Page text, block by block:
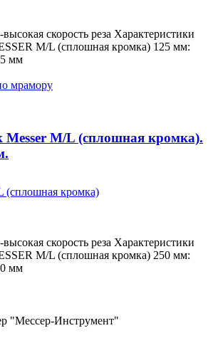
скорость реза Характеристики
M/L (сплошная кромка) 125 мм:
мм
M/L (сплошная кромка).
(сплошная кромка)
скорость реза Характеристики
M/L (сплошная кромка) 250 мм:
мм
"Мессер-Инструмент"